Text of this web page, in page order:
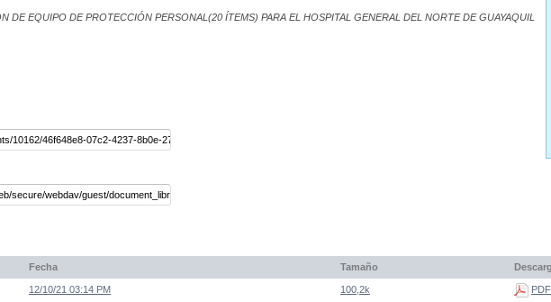
DE EQUIPO DE PROTECCIÓN PERSONAL(20 ÍTEMS) PARA EL HOSPITAL GENERAL DEL NORTE DE GUAYAQUIL
Fecha Tamaño
12/10/21 03:14 PM 100,2k PDF